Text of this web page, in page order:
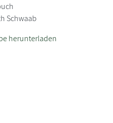
Schwaab
herunterladen